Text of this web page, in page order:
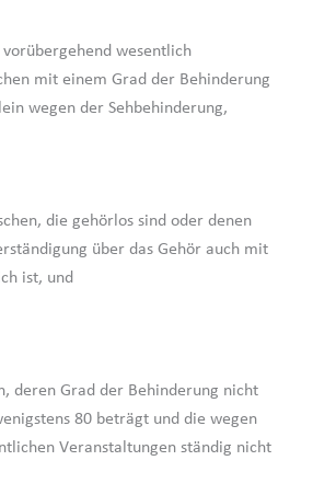
wesentlich
mit einem Grad der Behinderung
wegen der Sehbehinderung,
die gehörlos sind oder denen
über das Gehör auch mit
ist, und
deren Grad der Behinderung nicht
80 beträgt und die wegen
Veranstaltungen ständig nicht